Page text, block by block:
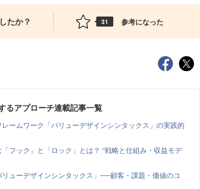
たか？ 31 参考になった
るアプローチ連載記事一覧
ームワーク「バリューデザインシンタックス」の実践的
フック」と「ロック」とは？ “戦略と仕組み・収益モデ
ューデザインシンタックス」──顧客・課題・価値のコ